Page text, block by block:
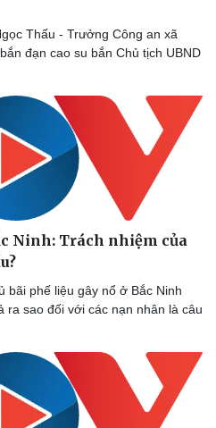
Thấu - Trưởng Công an xã
đạn cao su bắn Chủ tịch UBND
Ninh: Trách nhiệm của
bãi phế liệu gây nổ ở Bắc Ninh
ra sao đối với các nạn nhân là câu